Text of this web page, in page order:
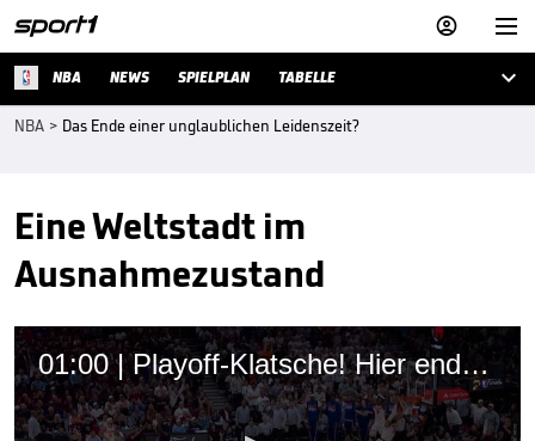


NBA NEWS SPIELPLAN TABELLE 
NBA > Das Ende einer unglaublichen Leidenszeit?
Eine Weltstadt im
Ausnahmezustand
01:00 | Playoff-Klatsche! Hier endet Schröders Titeltraum